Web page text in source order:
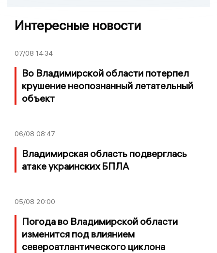
Интересные новости
07/08 14:34
Во Владимирской области потерпел
крушение неопознанный летательный
объект
06/08 08:47
Владимирская область подверглась
атаке украинских БПЛА
05/08 20:00
Погода во Владимирской области
изменится под влиянием
североатлантического циклона